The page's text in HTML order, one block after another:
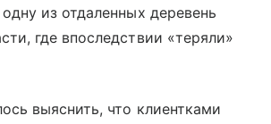
из отдаленных деревень
где впоследствии «теряли»
выяснить, что клиентками